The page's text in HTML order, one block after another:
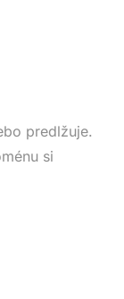
predlžuje.
si